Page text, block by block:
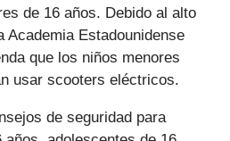
de 16 años. Debido al alto
Academia Estadounidense
que los niños menores
usar scooters eléctricos.
de seguridad para